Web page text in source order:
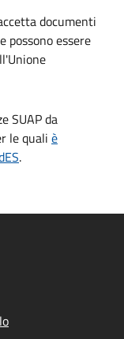
documenti
essere
SUAP da
le quali è
.